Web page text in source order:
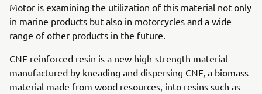
Motor is examining the utilization of this material not only
in marine products but also in motorcycles and a wide
range of other products in the future.
CNF reinforced resin is a new high-strength material
manufactured by kneading and dispersing CNF, a biomass
material made from wood resources, into resins such as